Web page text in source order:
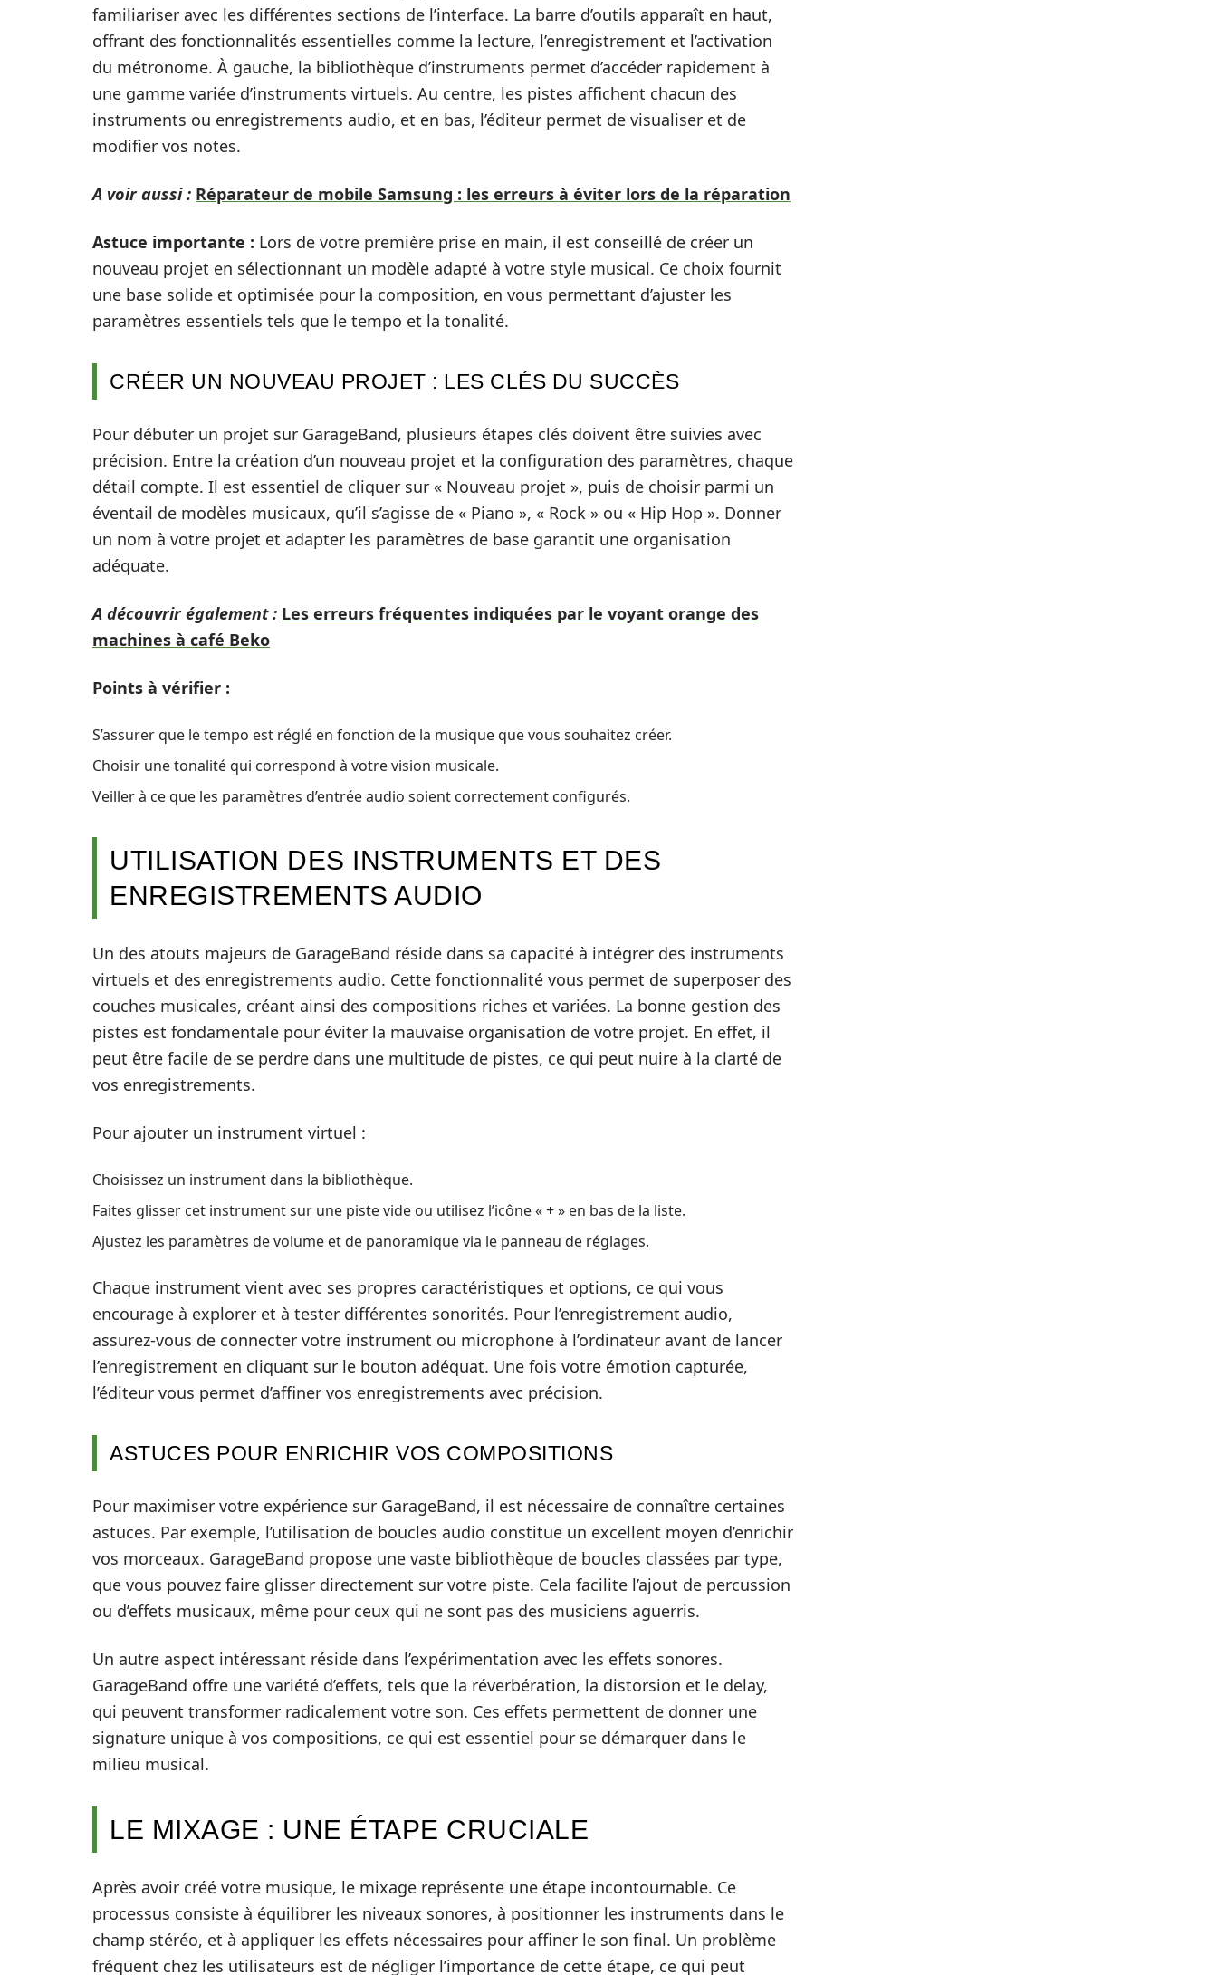
familiariser avec les différentes sections de l’interface. La barre d’outils apparaît en haut,
offrant des fonctionnalités essentielles comme la lecture, l’enregistrement et l’activation
du métronome. À gauche, la bibliothèque d’instruments permet d’accéder rapidement à
une gamme variée d’instruments virtuels. Au centre, les pistes affichent chacun des
instruments ou enregistrements audio, et en bas, l’éditeur permet de visualiser et de
modifier vos notes.
A voir aussi : Réparateur de mobile Samsung : les erreurs à éviter lors de la réparation
Astuce importante : Lors de votre première prise en main, il est conseillé de créer un
nouveau projet en sélectionnant un modèle adapté à votre style musical. Ce choix fournit
une base solide et optimisée pour la composition, en vous permettant d’ajuster les
paramètres essentiels tels que le tempo et la tonalité.
CRÉER UN NOUVEAU PROJET : LES CLÉS DU SUCCÈS
Pour débuter un projet sur GarageBand, plusieurs étapes clés doivent être suivies avec
précision. Entre la création d’un nouveau projet et la configuration des paramètres, chaque
détail compte. Il est essentiel de cliquer sur « Nouveau projet », puis de choisir parmi un
éventail de modèles musicaux, qu’il s’agisse de « Piano », « Rock » ou « Hip Hop ». Donner
un nom à votre projet et adapter les paramètres de base garantit une organisation
adéquate.
A découvrir également : Les erreurs fréquentes indiquées par le voyant orange des
machines à café Beko
Points à vérifier :
S’assurer que le tempo est réglé en fonction de la musique que vous souhaitez créer.
Choisir une tonalité qui correspond à votre vision musicale.
Veiller à ce que les paramètres d’entrée audio soient correctement configurés.
UTILISATION DES INSTRUMENTS ET DES
ENREGISTREMENTS AUDIO
Un des atouts majeurs de GarageBand réside dans sa capacité à intégrer des instruments
virtuels et des enregistrements audio. Cette fonctionnalité vous permet de superposer des
couches musicales, créant ainsi des compositions riches et variées. La bonne gestion des
pistes est fondamentale pour éviter la mauvaise organisation de votre projet. En effet, il
peut être facile de se perdre dans une multitude de pistes, ce qui peut nuire à la clarté de
vos enregistrements.
Pour ajouter un instrument virtuel :
Choisissez un instrument dans la bibliothèque.
Faites glisser cet instrument sur une piste vide ou utilisez l’icône « + » en bas de la liste.
Ajustez les paramètres de volume et de panoramique via le panneau de réglages.
Chaque instrument vient avec ses propres caractéristiques et options, ce qui vous
encourage à explorer et à tester différentes sonorités. Pour l’enregistrement audio,
assurez-vous de connecter votre instrument ou microphone à l’ordinateur avant de lancer
l’enregistrement en cliquant sur le bouton adéquat. Une fois votre émotion capturée,
l’éditeur vous permet d’affiner vos enregistrements avec précision.
ASTUCES POUR ENRICHIR VOS COMPOSITIONS
Pour maximiser votre expérience sur GarageBand, il est nécessaire de connaître certaines
astuces. Par exemple, l’utilisation de boucles audio constitue un excellent moyen d’enrichir
vos morceaux. GarageBand propose une vaste bibliothèque de boucles classées par type,
que vous pouvez faire glisser directement sur votre piste. Cela facilite l’ajout de percussion
ou d’effets musicaux, même pour ceux qui ne sont pas des musiciens aguerris.
Un autre aspect intéressant réside dans l’expérimentation avec les effets sonores.
GarageBand offre une variété d’effets, tels que la réverbération, la distorsion et le delay,
qui peuvent transformer radicalement votre son. Ces effets permettent de donner une
signature unique à vos compositions, ce qui est essentiel pour se démarquer dans le
milieu musical.
LE MIXAGE : UNE ÉTAPE CRUCIALE
Après avoir créé votre musique, le mixage représente une étape incontournable. Ce
processus consiste à équilibrer les niveaux sonores, à positionner les instruments dans le
champ stéréo, et à appliquer les effets nécessaires pour affiner le son final. Un problème
fréquent chez les utilisateurs est de négliger l’importance de cette étape, ce qui peut